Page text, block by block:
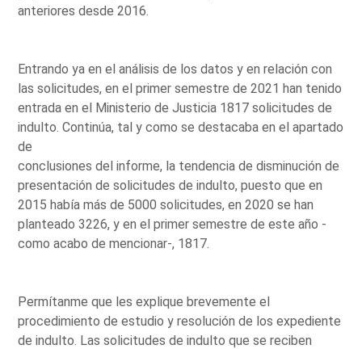
anteriores desde 2016.
Entrando ya en el análisis de los datos y en relación con
las solicitudes, en el primer semestre de 2021 han tenido
entrada en el Ministerio de Justicia 1817 solicitudes de
indulto. Continúa, tal y como se destacaba en el apartado
de
conclusiones del informe, la tendencia de disminución de
presentación de solicitudes de indulto, puesto que en
2015 había más de 5000 solicitudes, en 2020 se han
planteado 3226, y en el primer semestre de este año -
como acabo de mencionar-, 1817.
Permítanme que les explique brevemente el
procedimiento de estudio y resolución de los expediente
de indulto. Las solicitudes de indulto que se reciben